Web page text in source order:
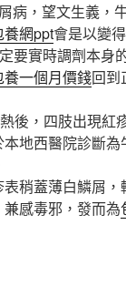
病，望文生義，
養網ppt會是以變
要實時調劑本身
養一個月價錢回到
後，四肢出現紅
地西醫院診斷為
稍蓋薄白鱗屑，
感毒邪，發而為